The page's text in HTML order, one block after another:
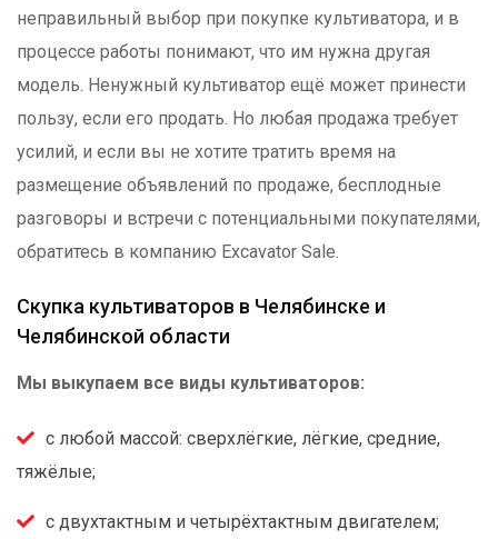
неправильный выбор при покупке культиватора, и в
процессе работы понимают, что им нужна другая
модель. Ненужный культиватор ещё может принести
пользу, если его продать. Но любая продажа требует
усилий, и если вы не хотите тратить время на
размещение объявлений по продаже, бесплодные
разговоры и встречи с потенциальными покупателями,
обратитесь в компанию Excavator Sale.
Скупка культиваторов в Челябинске и
Челябинской области
Мы выкупаем все виды культиваторов:
с любой массой: сверхлёгкие, лёгкие, средние,
тяжёлые;
с двухтактным и четырёхтактным двигателем;